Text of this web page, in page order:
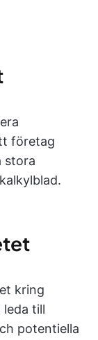
företag
stora
kring
till
potentiella